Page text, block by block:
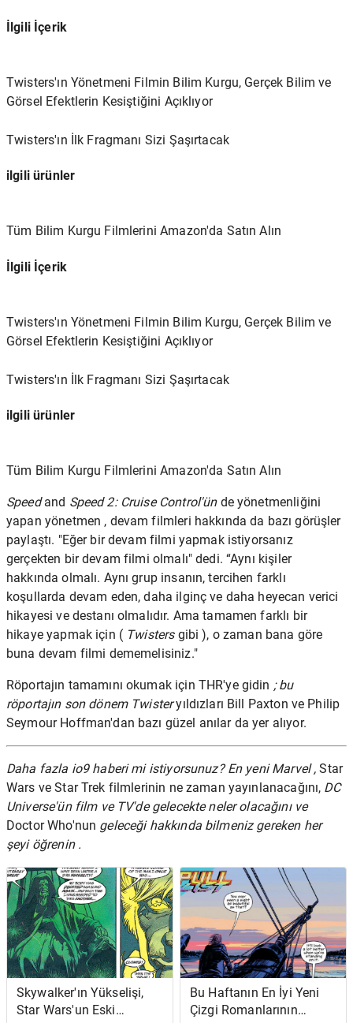
İlgili İçerik
Twisters'ın Yönetmeni Filmin Bilim Kurgu, Gerçek Bilim ve
Görsel Efektlerin Kesiştiğini Açıklıyor
Twisters'ın İlk Fragmanı Sizi Şaşırtacak
ilgili ürünler
Tüm Bilim Kurgu Filmlerini Amazon'da Satın Alın
İlgili İçerik
Twisters'ın Yönetmeni Filmin Bilim Kurgu, Gerçek Bilim ve
Görsel Efektlerin Kesiştiğini Açıklıyor
Twisters'ın İlk Fragmanı Sizi Şaşırtacak
ilgili ürünler
Tüm Bilim Kurgu Filmlerini Amazon'da Satın Alın
Speed​​and Speed ​​2: Cruise Control'ünde yönetmenliğini
yapan yönetmen , devam filmleri hakkında da bazı görüşler
paylaştı. "Eğer bir devam filmi yapmak istiyorsanız
gerçekten bir devam filmi olmalı" dedi. “Aynı kişiler
hakkında olmalı. Aynı grup insanın, tercihen farklı
koşullarda devam eden, daha ilginç ve daha heyecan verici
hikayesi ve destanı olmalıdır. Ama tamamen farklı bir
hikaye yapmak için ( Twistersgibi ), o zaman bana göre
buna devam filmi dememelisiniz."
Röportajın tamamını okumak için THR'ye gidin ; bu
röportajın son dönem Twisteryıldızları Bill Paxton ve Philip
Seymour Hoffman'dan bazı güzel anılar da yer alıyor.
Daha fazla io9 haberi mi istiyorsunuz? En yeniMarvel ,Star
Wars veStar Trek filmlerinin ne zaman yayınlanacağını, DC
Universe'ün film ve TV'degelecekte neler olacağını ve
Doctor Who'nun geleceği hakkında bilmeniz gereken her
şeyi öğrenin .
Skywalker'ın Yükselişi,
Star Wars'un Eski
Bu Haftanın En İyi Yeni
Çizgi Romanlarının